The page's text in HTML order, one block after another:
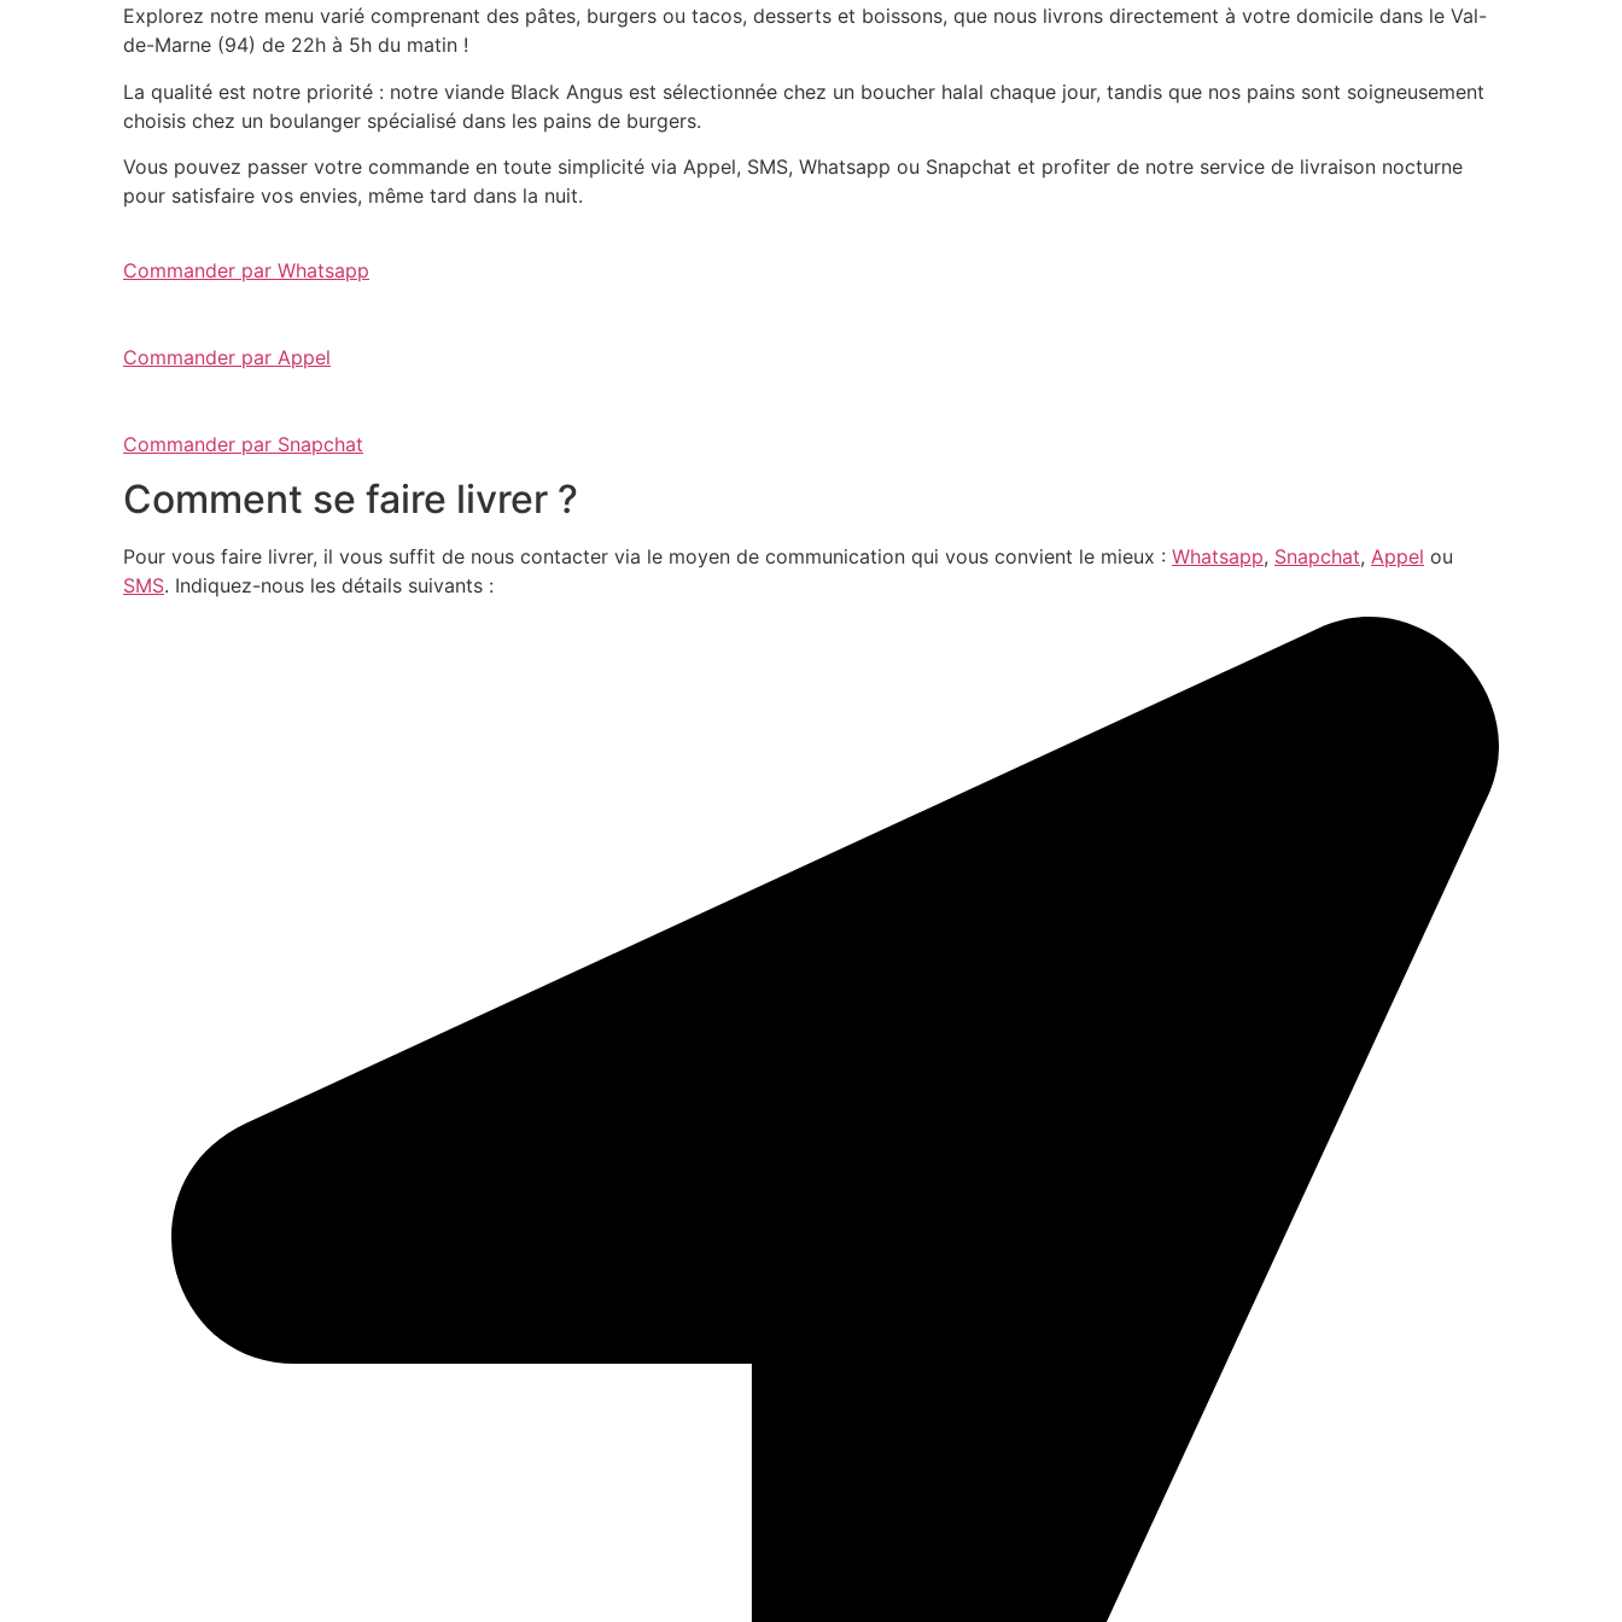
Explorez notre menu varié comprenant des pâtes, burgers ou tacos, desserts et boissons, que nous livrons directement à votre domicile dans le Val-
de-Marne (94) de 22h à 5h du matin !
La qualité est notre priorité : notre viande Black Angus est sélectionnée chez un boucher halal chaque jour, tandis que nos pains sont soigneusement
choisis chez un boulanger spécialisé dans les pains de burgers.
Vous pouvez passer votre commande en toute simplicité via Appel, SMS, Whatsapp ou Snapchat et profiter de notre service de livraison nocturne
pour satisfaire vos envies, même tard dans la nuit.
Commander par Whatsapp
Commander par Appel
Commander par Snapchat
Comment se faire livrer ?
Pour vous faire livrer, il vous suffit de nous contacter via le moyen de communication qui vous convient le mieux : Whatsapp, Snapchat, Appel ou
SMS. Indiquez-nous les détails suivants :